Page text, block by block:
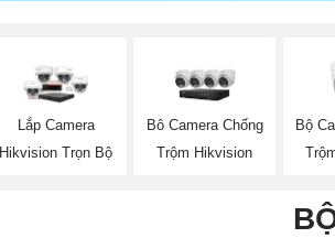
Lắp Camera
Hikvision Trọn Bộ
Bô Camera Chống
Trộm Hikvision
Bộ